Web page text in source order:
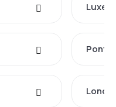
Ponta